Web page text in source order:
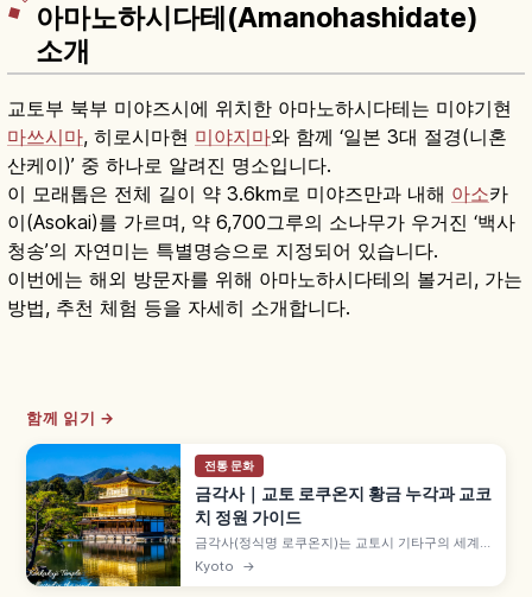
아마노하시다테(Amanohashidate)
소개
교토부 북부 미야즈시에 위치한 아마노하시다테는 미야기현
마쓰시마, 히로시마현 미야지마와 함께 ‘일본 3대 절경(니혼
산케이)’ 중 하나로 알려진 명소입니다.
이 모래톱은 전체 길이 약 3.6km로 미야즈만과 내해 아소카
이(Asokai)를 가르며, 약 6,700그루의 소나무가 우거진 ‘백사
청송’의 자연미는 특별명승으로 지정되어 있습니다.
이번에는 해외 방문자를 위해 아마노하시다테의 볼거리, 가는
방법, 추천 체험 등을 자세히 소개합니다.
함께 읽기 →
전통 문화
금각사｜교토 로쿠온지 황금 누각과 교코
치 정원 가이드
금각사(정식명 로쿠온지)는 교토시 기타구의 세계
문화유산 사찰로, 금박 3층 누각 샤리덴이 상징입니
다. 교코치 연못에 비친 금각, 가을 단풍, 입장료와
Kyoto →